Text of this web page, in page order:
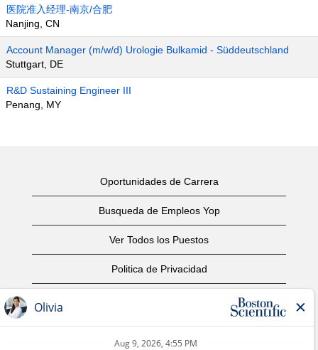
医院准入经理-南京/合肥
Nanjing, CN
Account Manager (m/w/d) Urologie Bulkamid - Süddeutschland
Stuttgart, DE
R&D Sustaining Engineer III
Penang, MY
Oportunidades de Carrera
Busqueda de Empleos Yop
Ver Todos los Puestos
Politica de Privacidad
Aviso de Derechos de Autor